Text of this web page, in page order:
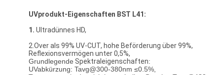
UVprodukt-Eigenschaften BST L41:
1. Ultradünnes HD,
2.Over als 99% UV-CUT, hohe Beförderung über 99%,
Reflexionsvermögen unter 0,5%,
Grundlegende Spektraleigenschaften:
UVabkürzung: Tavg@300-380nm ≤0.5%,